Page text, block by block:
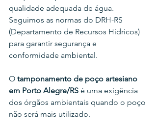
qualidade adequada de água.
Seguimos as normas do DRH-RS
(Departamento de Recursos Hídricos)
para garantir segurança e
conformidade ambiental.
O tamponamento de poço artesiano
em Porto Alegre/RS é uma exigência
dos órgãos ambientais quando o poço
não será mais utilizado.